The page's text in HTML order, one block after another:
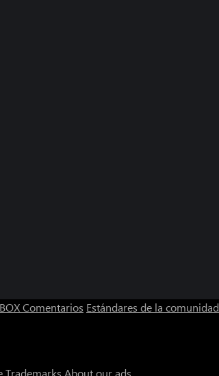
Comentarios Estándares de la comunidad
Trademarks About our ads